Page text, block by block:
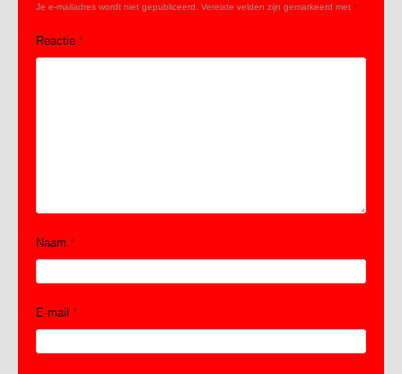
Je e-mailadres wordt niet gepubliceerd. Vereiste velden zijn gemarkeerd met *
Reactie *
Naam *
E-mail *